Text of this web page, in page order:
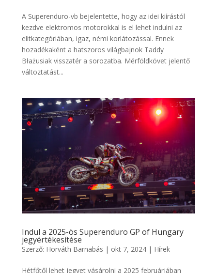
A Superenduro-vb bejelentette, hogy az idei kiírástól
kezdve elektromos motorokkal is el lehet indulni az
elitkategóriában, igaz, némi korlátozással. Ennek
hozadékaként a hatszoros világbajnok Taddy
Błażusiak visszatér a sorozatba. Mérföldkövet jelentő
változtatást...
Indul a 2025-ös Superenduro GP of Hungary
jegyértékesítése
Szerző: Horváth Barnabás | okt 7, 2024| Hírek
Hétfőtől lehet jegyet vásárolni a 2025 februárjában